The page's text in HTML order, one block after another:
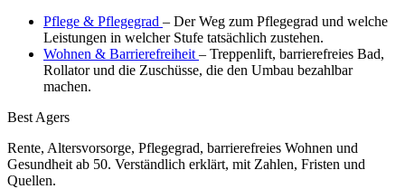
Pflege & Pflegegrad – Der Weg zum Pflegegrad und welche
Leistungen in welcher Stufe tatsächlich zustehen.
Wohnen & Barrierefreiheit – Treppenlift, barrierefreies Bad,
Rollator und die Zuschüsse, die den Umbau bezahlbar
machen.
Best Agers
Rente, Altersvorsorge, Pflegegrad, barrierefreies Wohnen und
Gesundheit ab 50. Verständlich erklärt, mit Zahlen, Fristen und
Quellen.